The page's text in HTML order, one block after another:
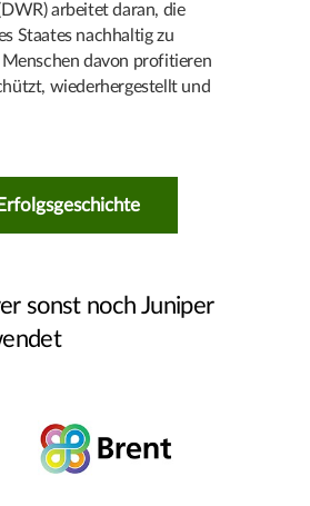
arbeitet daran, die
Staates nachhaltig zu
davon profitieren
wiederhergestellt und
sonst noch Juniper